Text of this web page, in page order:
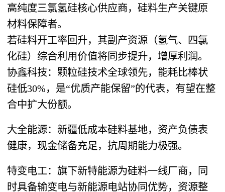
高纯度三氯氢硅核心供应商，硅料生产关键原
材料保障者。
若硅料开工率回升，其副产资源（氢气、四氯
化硅）综合利用价值将同步提升，增厚利润。
协鑫科技：颗粒硅技术全球领先，能耗比棒状
硅低30%，是“优质产能保留”的代表，有望在整
合中扩大份额。
大全能源：新疆低成本硅料基地，资产负债表
健康，现金储备充足，抗周期能力极强。
特变电工：旗下新特能源为硅料一线厂商，同
时具备输变电与新能源电站协同优势，资源整